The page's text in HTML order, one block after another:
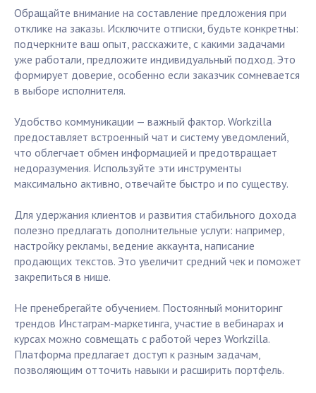
Обращайте внимание на составление предложения при
отклике на заказы. Исключите отписки, будьте конкретны:
подчеркните ваш опыт, расскажите, с какими задачами
уже работали, предложите индивидуальный подход. Это
формирует доверие, особенно если заказчик сомневается
в выборе исполнителя.
Удобство коммуникации — важный фактор. Workzilla
предоставляет встроенный чат и систему уведомлений,
что облегчает обмен информацией и предотвращает
недоразумения. Используйте эти инструменты
максимально активно, отвечайте быстро и по существу.
Для удержания клиентов и развития стабильного дохода
полезно предлагать дополнительные услуги: например,
настройку рекламы, ведение аккаунта, написание
продающих текстов. Это увеличит средний чек и поможет
закрепиться в нише.
Не пренебрегайте обучением. Постоянный мониторинг
трендов Инстаграм-маркетинга, участие в вебинарах и
курсах можно совмещать с работой через Workzilla.
Платформа предлагает доступ к разным задачам,
позволяющим отточить навыки и расширить портфель.